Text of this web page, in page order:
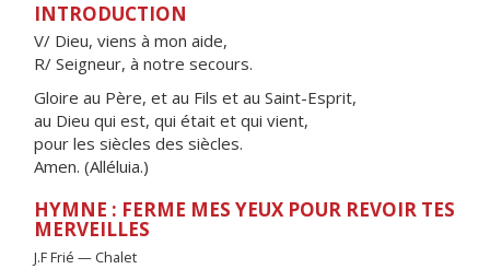
INTRODUCTION
V/ Dieu, viens à mon aide,
R/ Seigneur, à notre secours.
Gloire au Père, et au Fils et au Saint-Esprit,
au Dieu qui est, qui était et qui vient,
pour les siècles des siècles.
Amen. (Alléluia.)
HYMNE : FERME MES YEUX POUR REVOIR TES
MERVEILLES
J.F Frié — Chalet